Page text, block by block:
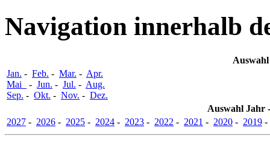
Navigation innerhalb
Jan. - Feb. - Mar. - Apr.
Mai
- Jun. - Jul. - Aug.
Sep. - Okt. - Nov. - Dez.
Auswahl Jahr
2027 - 2026 - 2025 - 2024 - 2023 - 2022 - 2021 - 2020 - 2019